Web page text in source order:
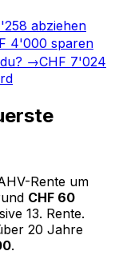
abziehen
4'000 sparen
→CHF 7'024
Rente um
CHF 60
13. Rente.
20 Jahre
.